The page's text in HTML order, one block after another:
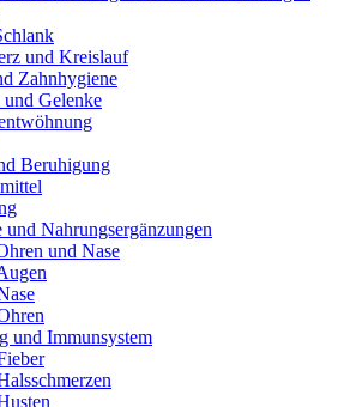
und Kreislauf
Zahnhygiene
Gelenke
Beruhigung
und Nahrungsergänzungen
und Nase
und Immunsystem